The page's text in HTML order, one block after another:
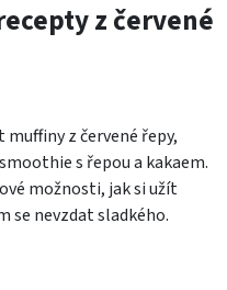
z červené
z červené řepy,
s řepou a kakaem.
možnosti, jak si užít
se nevzdat sladkého.